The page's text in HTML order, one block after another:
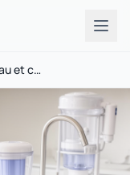
Comment tester son eau et choisir le bon filtre : guide comparatif des 7 technologies ?